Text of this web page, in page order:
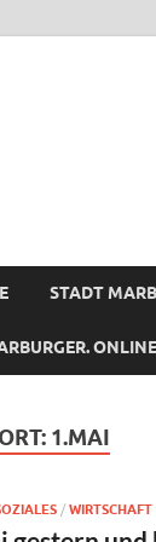
STADT
1.MAI
/ WIRTSCHAFT